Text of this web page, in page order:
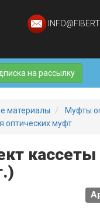
на рассылку
материалы
Муфты
оптических муфт